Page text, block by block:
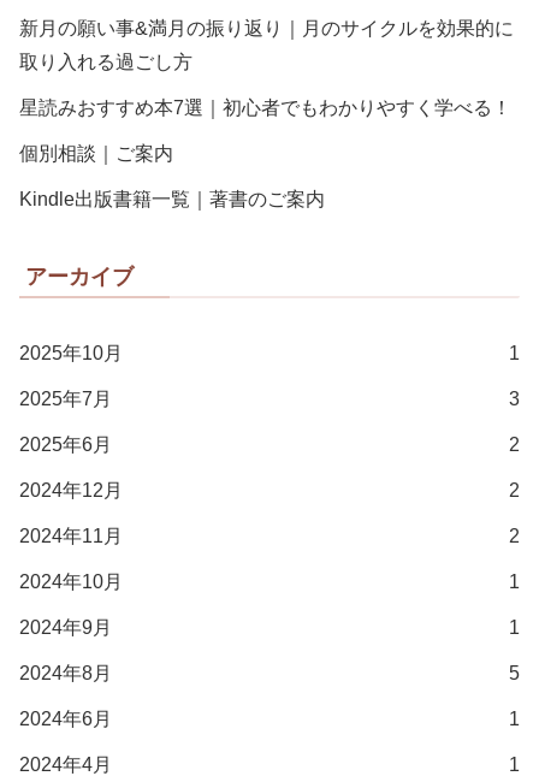
新月の願い事&満月の振り返り｜月のサイクルを効果的に
取り入れる過ごし方
星読みおすすめ本7選｜初心者でもわかりやすく学べる！
個別相談｜ご案内
Kindle出版書籍一覧｜著書のご案内
アーカイブ
2025年10月 1
2025年7月 3
2025年6月 2
2024年12月 2
2024年11月 2
2024年10月 1
2024年9月 1
2024年8月 5
2024年6月 1
2024年4月 1